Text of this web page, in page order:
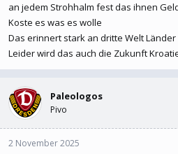
an jedem Strohhalm fest das ihnen
Koste es was es wolle
Das erinnert stark an dritte Welt Länder
Leider wird das auch die Zukunft
Paleologos
Pivo
2 November 2025